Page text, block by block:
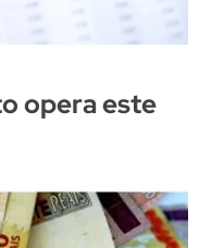
opera este